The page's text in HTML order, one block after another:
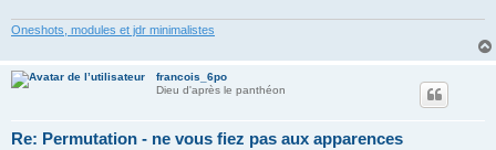
Oneshots, modules et jdr minimalistes
francois_6po
Dieu d'après le panthéon
Re: Permutation - ne vous fiez pas aux apparences